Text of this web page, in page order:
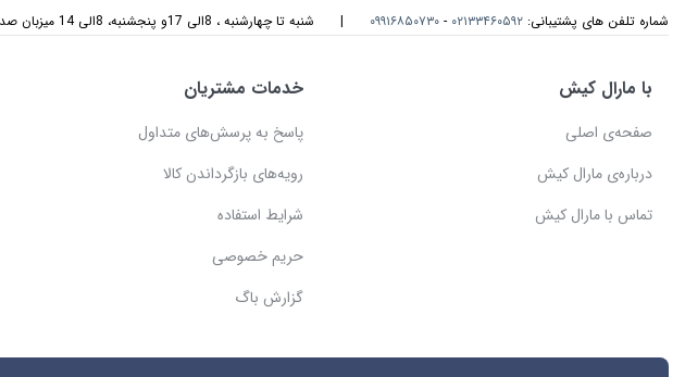
شماره تلفن های پشتیبانی: ۰۲۱۳۳۴۶۰۵۹۲ - ۰۹۹۱۶۸۵۰۷۳۰ | شنبه تا چهارشنبه ، 8الی 17و پنجشنبه، 8الی 14 میزبان صدای گرمتان هستیم
با مارال کیش
صفحه‌ی اصلی
درباره‌ی مارال کیش
تماس با مارال کیش
خدمات مشتریان
پاسخ به پرسش‌های متداول
رویه‌های بازگرداندن کالا
شرایط استفاده
حریم خصوصی
گزارش باگ